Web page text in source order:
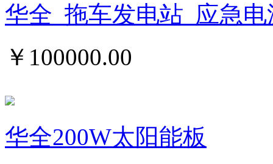
华全_拖车发电站_应急
￥ 100000.00
华全200W太阳能板